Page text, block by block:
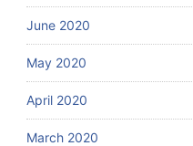
June 2020
May 2020
April 2020
March 2020